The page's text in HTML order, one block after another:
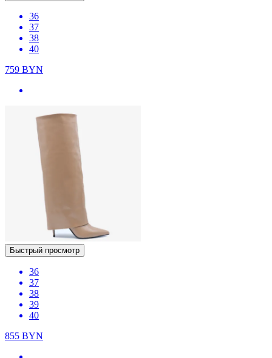
36
37
38
40
759 BYN
Быстрый просмотр
36
37
38
39
40
855 BYN